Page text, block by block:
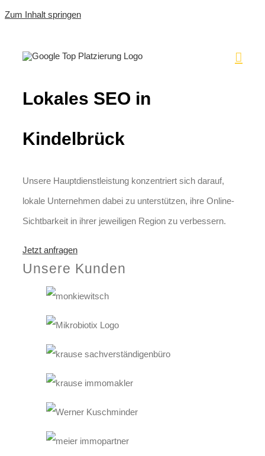
Zum Inhalt springen
Lokales SEO in
Kindelbrück
Unsere Hauptdienstleistung konzentriert sich darauf,
lokale Unternehmen dabei zu unterstützen, ihre Online-
Sichtbarkeit in ihrer jeweiligen Region zu verbessern.
Jetzt anfragen
Unsere Kunden